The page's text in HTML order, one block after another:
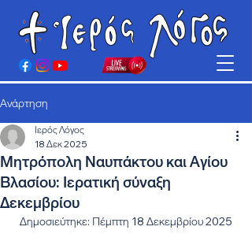
Ανάρτηση
Μητρόπολη Ναυπάκτου και Αγίου
Βλασίου: Ιερατική σύναξη
Δεκεμβρίου
Ιερός Λόγος
18 Δεκ 2025
Δημοσιεύτηκε: Πέμπτη 18 Δεκεμβρίου 2025